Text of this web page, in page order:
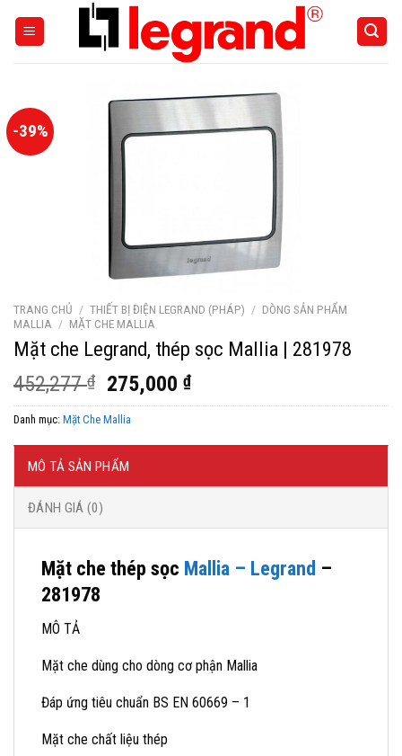
-39%
TRANG CHỦ / THIẾT BỊ ĐIỆN LEGRAND (PHÁP) / DÒNG SẢN PHẨM
MALLIA / MẶT CHE MALLIA
Mặt che Legrand, thép sọc Mallia | 281978
452,277₫
Giá
gốc
là:
452,277 ₫.
275,000₫Giá
hiện
là:
Danh mục: Mặt Che Mallia
MÔ TẢ SẢN PHẨM
ĐÁNH GIÁ (0)
Mặt che thép sọc Mallia – Legrand –
281978
MÔ TẢ
Mặt che dùng cho dòng cơ phận Mallia
Đáp ứng tiêu chuẩn BS EN 60669 – 1
Mặt che chất liệu thép